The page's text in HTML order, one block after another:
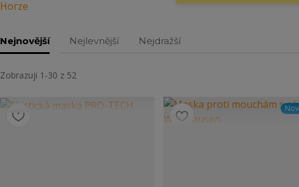
Nejnovější Nejlevnější Nejdražší
Zobrazuji 1-30 z 52